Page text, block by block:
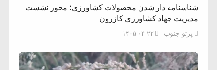
شناسنامه دار شدن محصولات کشاورزی؛ محور نشست
مدیریت جهاد کشاورزی کازرون
پرتو جنوب ۱۴۰۵-۰۴-۲۲